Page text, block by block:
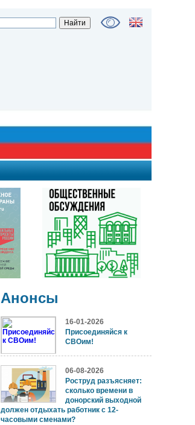
Анонсы
16-01-2026
Присоединяйся к
СВОим!
06-08-2026
Роструд разъясняет:
сколько времени в
донорский выходной
должен отдыхать работник с 12-
часовыми сменами?